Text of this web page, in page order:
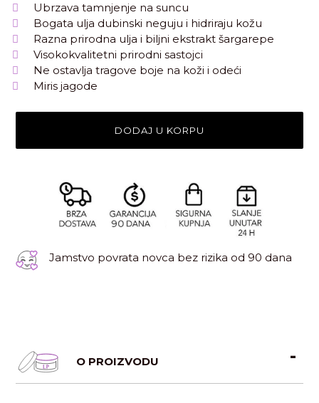
Ubrzava tamnjenje na suncu
Bogata ulja dubinski neguju i hidriraju kožu
Razna prirodna ulja i biljni ekstrakt šargarepe
Visokokvalitetni prirodni sastojci
Ne ostavlja tragove boje na koži i odeći
Miris jagode
DODAJ U KORPU
Jamstvo povrata novca bez rizika od 90 dana
O PROIZVODU